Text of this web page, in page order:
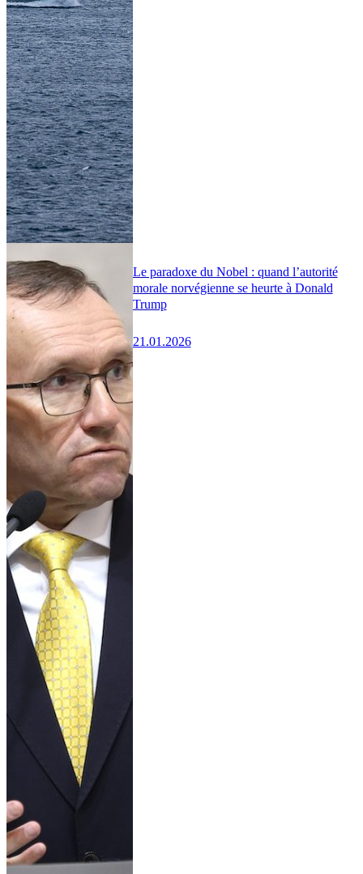
Le paradoxe du Nobel : quand l’autorité
morale norvégienne se heurte à Donald
Trump
21.01.2026